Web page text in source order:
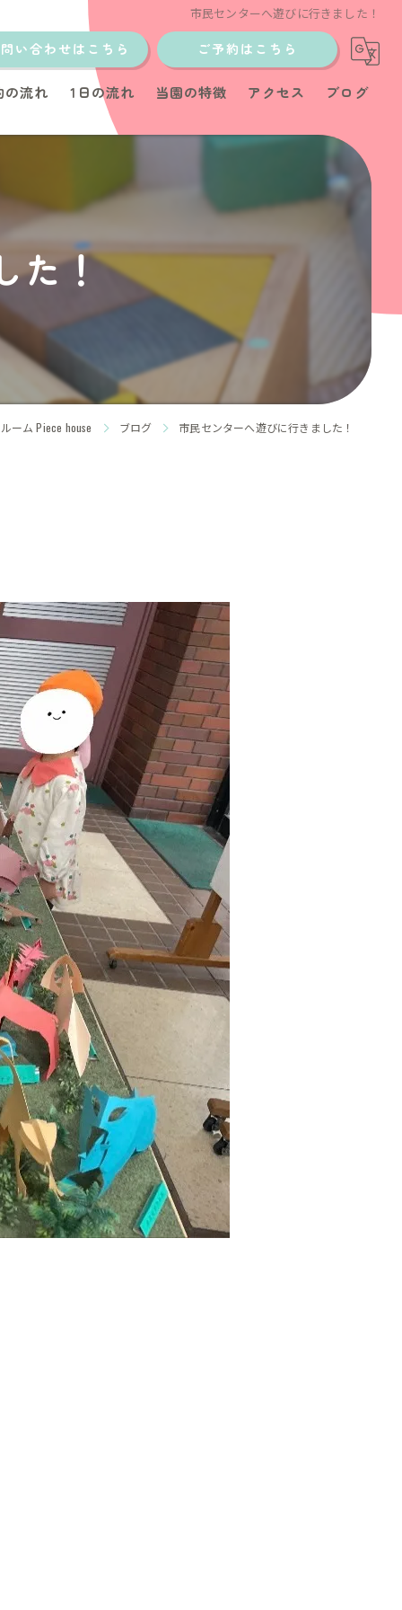
市民センターへ遊びに行きました！
い合わせはこちら ご予約はこちら
の流れ 1日の流れ 当園の特徴
育児サポート
アクセス ブログ
た！
ーム Piece house ブログ 市民センターへ遊びに行きました！